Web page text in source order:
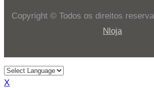
Copyright © Todos os direitos
Nloja
X